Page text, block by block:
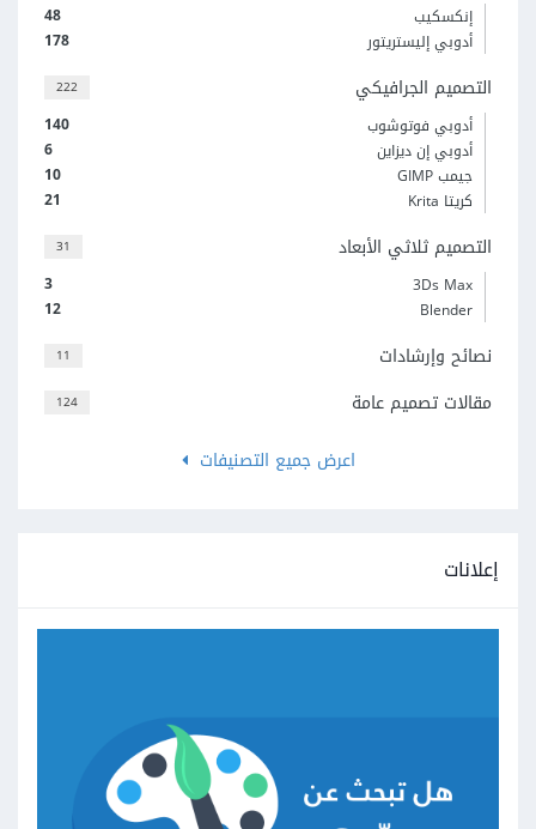
48
إنكسكيب
178
أدوبي إليستريتور
222 التصميم الجرافيكي
140
أدوبي فوتوشوب
6
أدوبي إن ديزاين
10
جيمب GIMP
21
كريتا Krita
31 التصميم ثلاثي الأبعاد
3
3Ds Max
12
Blender
11 نصائح وإرشادات
124
مقالات تصميم عامة
اعرض جميع التصنيفات
إعلانات